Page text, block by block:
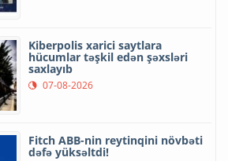
Kiberpolis xarici saytlara
hücumlar təşkil edən şəxsləri
saxlayıb
07-08-2026
Fitch ABB-nin reytinqini növbəti
dəfə yüksəltdi!